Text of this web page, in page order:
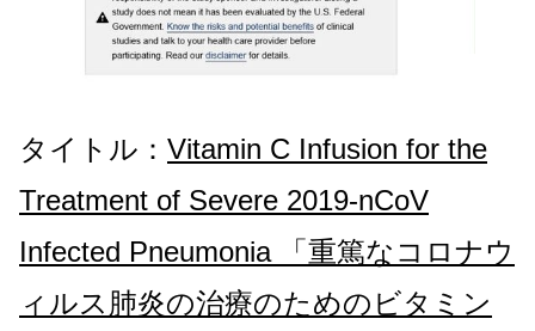
タイトル： Vitamin C Infusion for the
Treatment of Severe 2019-nCoV
Infected Pneumonia 「重篤なコロナウ
ィルス肺炎の治療のためのビタミン